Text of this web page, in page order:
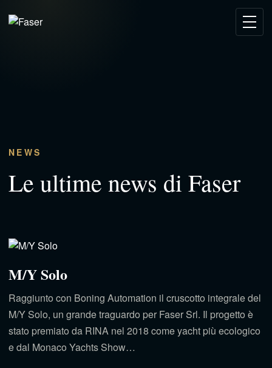
NEWS
Le ultime news di Faser
M/Y Solo
Raggiunto con Boning Automation il cruscotto integrale del
M/Y Solo, un grande traguardo per Faser Srl. Il progetto è
stato premiato da RINA nel 2018 come yacht più ecologico
e dal Monaco Yachts Show…